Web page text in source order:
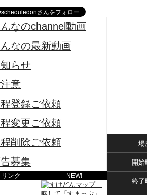
なのchannel動画
なの最新動画
らせ
意
登録ご依頼
変更ご依頼
削除ご依頼
募集
リンク NEW!
場
開始
終了